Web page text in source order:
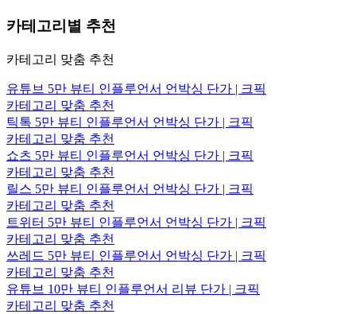
카테고리별 추천
카테고리 맞춤 추천
유튜브 5만 뷰티 인플루언서 언박싱 단가 | 크픽
카테고리 맞춤 추천
틱톡 5만 뷰티 인플루언서 언박싱 단가 | 크픽
카테고리 맞춤 추천
쇼츠 5만 뷰티 인플루언서 언박싱 단가 | 크픽
카테고리 맞춤 추천
릴스 5만 뷰티 인플루언서 언박싱 단가 | 크픽
카테고리 맞춤 추천
트위터 5만 뷰티 인플루언서 언박싱 단가 | 크픽
카테고리 맞춤 추천
쓰레드 5만 뷰티 인플루언서 언박싱 단가 | 크픽
카테고리 맞춤 추천
유튜브 10만 뷰티 인플루언서 리뷰 단가 | 크픽
카테고리 맞춤 추천